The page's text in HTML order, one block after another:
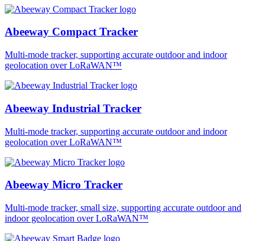
Abeeway Compact Tracker
Multi-mode tracker, supporting accurate outdoor and indoor
geolocation over LoRaWAN™
Abeeway Industrial Tracker
Multi-mode tracker, supporting accurate outdoor and indoor
geolocation over LoRaWAN™
Abeeway Micro Tracker
Multi-mode tracker, small size, supporting accurate outdoor and
indoor geolocation over LoRaWAN™